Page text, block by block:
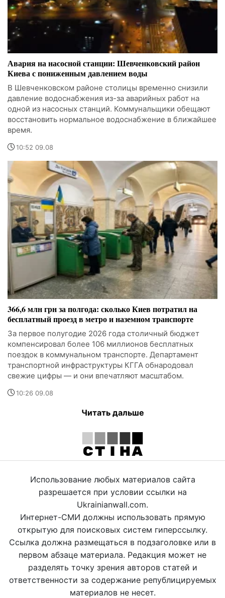
Авария на насосной станции: Шевченковский район
Киева с пониженным давлением воды
В Шевченковском районе столицы временно снизили
давление водоснабжения из-за аварийных работ на
одной из насосных станций. Коммунальщики обещают
восстановить нормальное водоснабжение в ближайшее
время.
10:52 09.08
366,6 млн грн за полгода: сколько Киев потратил на
бесплатный проезд в метро и наземном транспорте
За первое полугодие 2026 года столичный бюджет
компенсировал более 106 миллионов бесплатных
поездок в коммунальном транспорте. Департамент
транспортной инфраструктуры КГГА обнародовал
свежие цифры — и они впечатляют масштабом.
10:26 09.08
Читать дальше
Использование любых материалов сайта
разрешается при условии ссылки на
Ukrainianwall.com.
Интернет-СМИ должны использовать прямую
открытую для поисковых систем гиперссылку.
Ссылка должна размещаться в подзаголовке или в
первом абзаце материала. Редакция может не
разделять точку зрения авторов статей и
ответственности за содержание републицируемых
материалов не несет.